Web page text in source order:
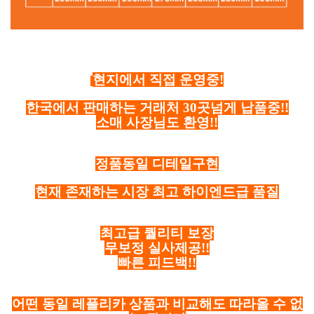
현지에서 직접 운영중!
한국에서 판매하는 거래처 30곳넘게 납품중!!
소매 사장님도 환영!!
정품동일 디테일구현
현재 존재하는 시장 최고 하이엔드급 품질
최고급 퀄리티 보장
무보정 실사제공!!
빠른 피드백!!
어떤 동일 레플리카 상품과 비교해도 따라올 수 없